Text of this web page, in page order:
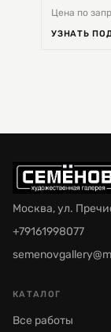
Цена по
УЗНАТЬ
Москва, ул.
+79161998077
КАТАЛОГ
Все работы